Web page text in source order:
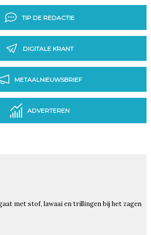
TIP DE REDACTIE
DIGITALE KRANT
METAALNIEUWSBRIEF
ADVERTEREN
met stof, lawaai en trillingen bij het zagen